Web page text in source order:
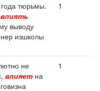
года тюрьмы.
влиять
выводу
изшколы
1
не
влияет на
1